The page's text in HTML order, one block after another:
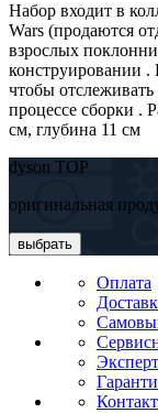
Набор входит в
Wars (продаются
взрослых
конструировании
чтобы
процессе сборки .
см, глубина 11 см
dyson TOP
оригинальная
выбрать
Оплата